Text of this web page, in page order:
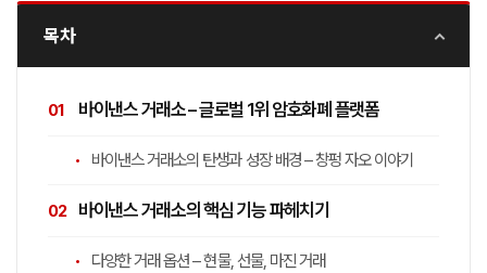
목차
바이낸스 거래소 – 글로벌 1위 암호화폐 플랫폼
바이낸스 거래소의 탄생과 성장 배경 – 창펑 자오 이야기
바이낸스 거래소의 핵심 기능 파헤치기
다양한 거래 옵션 – 현물, 선물, 마진 거래